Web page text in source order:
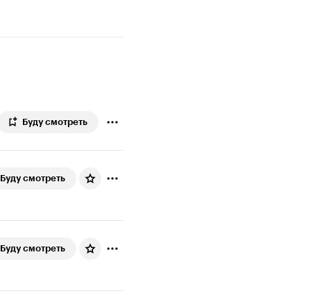
Буду смотреть
Буду смотреть
Буду смотреть